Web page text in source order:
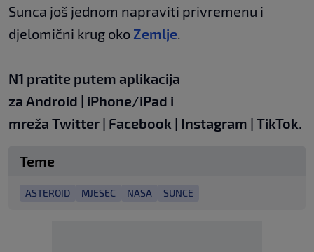
Sunca još jednom napraviti privremenu i
djelomični krug oko Zemlje.
N1 pratite putem aplikacija
za Android | iPhone/iPad i
mreža Twitter | Facebook | Instagram | TikTok.
Teme
ASTEROID MJESEC NASA SUNCE